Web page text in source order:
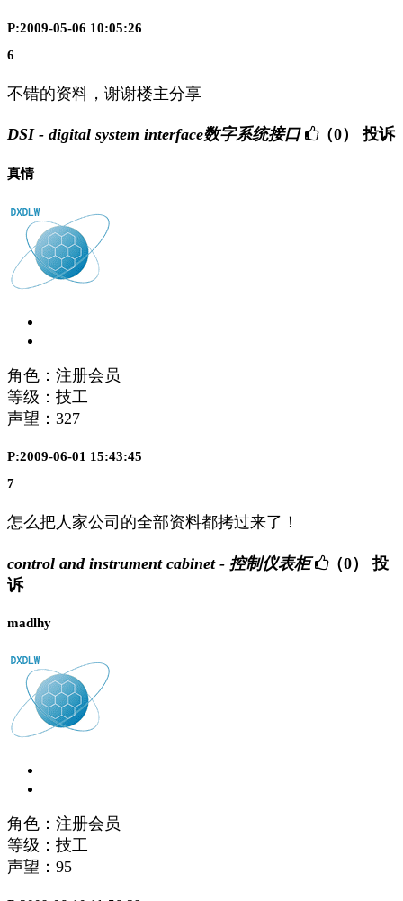
P:2009-05-06 10:05:26
6
不错的资料，谢谢楼主分享
DSI - digital system interface数字系统接口 （0） 投诉
真情
角色：注册会员
等级：技工
声望： 327
P:2009-06-01 15:43:45
7
怎么把人家公司的全部资料都拷过来了！
control and instrument cabinet - 控制仪表柜 （0）
投
诉
madlhy
角色：注册会员
等级：技工
声望： 95